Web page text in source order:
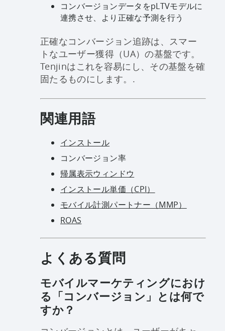
コンバージョンデータをpLTVモデルに
連携させ、より正確な予測を行う
正確なコンバージョン追跡は、スマー
トなユーザー獲得（UA）の基盤です。
Tenjinはこれを容易にし、その基盤を確
固たるものにします。.
関連用語
インストール
コンバージョン率
帰属表示ウィンドウ
インストール単価（CPI）
モバイル計測パートナー（MMP）
ROAS
よくある質問
モバイルマーケティングにおけ
る「コンバージョン」とは何で
すか？